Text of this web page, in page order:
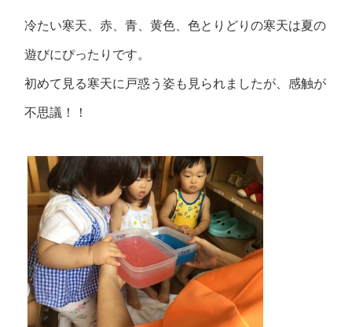
冷たい寒天、赤、青、黄色、色とりどりの寒天は夏の
遊びにぴったりです。
初めて見る寒天に戸惑う姿も見られましたが、感触が
不思議！！